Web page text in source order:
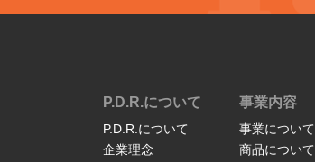
P.D.R.について
P.D.R.について
企業理念
事業内容
事業について
商品について